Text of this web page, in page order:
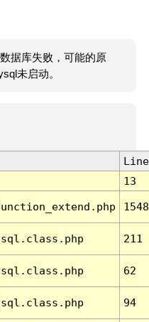
据库失败，可能的原
未启动。
Line
13
1548
211
62
94